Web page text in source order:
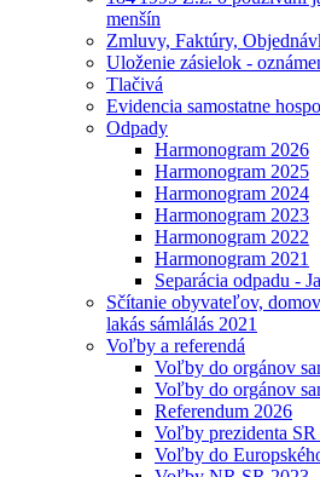
menšín
Zmluvy, Faktúry,
Uloženie zásielok -
Tlačivá
Evidencia samostatne
Odpady
Harmonogram 2026
Harmonogram 2025
Harmonogram 2024
Harmonogram 2023
Harmonogram 2022
Harmonogram 2021
Separácia odpadu -
Sčítanie obyvateľov,
lakás sámlálás 2021
Voľby a referendá
Voľby do orgánov
Voľby do orgánov
Referendum 2026
Voľby prezidenta SR
Voľby do